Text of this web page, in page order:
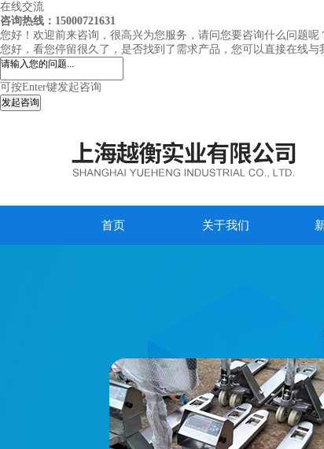
在线交流
咨询热线：15000721631
您好！欢迎前来咨询，很高兴为您服务，请问您要咨询什么问题呢
您好，看您停留很久了，是否找到了需求产品，您可以直接在线与
可按Enter键发起咨询
发起咨询
首页 关于我们